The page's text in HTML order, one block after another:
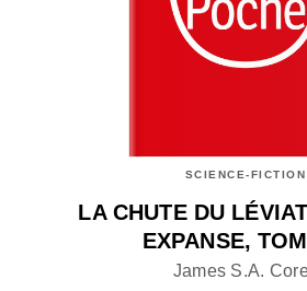
SCIENCE-FICTION
LA CHUTE DU
EXPANSE,
James S.A.